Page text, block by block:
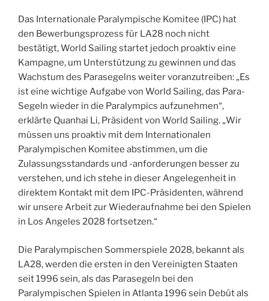
Das Internationale Paralympische Komitee (IPC) hat
den Bewerbungsprozess für LA28 noch nicht
bestätigt, World Sailing startet jedoch proaktiv eine
Kampagne, um Unterstützung zu gewinnen und das
Wachstum des Parasegelns weiter voranzutreiben: „Es
ist eine wichtige Aufgabe von World Sailing, das Para-
Segeln wieder in die Paralympics aufzunehmen“,
erklärte Quanhai Li, Präsident von World Sailing. „Wir
müssen uns proaktiv mit dem Internationalen
Paralympischen Komitee abstimmen, um die
Zulassungsstandards und -anforderungen besser zu
verstehen, und ich stehe in dieser Angelegenheit in
direktem Kontakt mit dem IPC-Präsidenten, während
wir unsere Arbeit zur Wiederaufnahme bei den Spielen
in Los Angeles 2028 fortsetzen.“
Die Paralympischen Sommerspiele 2028, bekannt als
LA28, werden die ersten in den Vereinigten Staaten
seit 1996 sein, als das Parasegeln bei den
Paralympischen Spielen in Atlanta 1996 sein Debüt als